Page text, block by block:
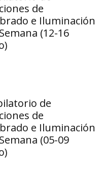
de
e Iluminación
(12-16
de
de
e Iluminación
(05-09